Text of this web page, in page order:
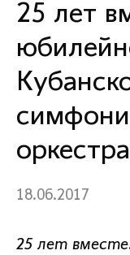
25 лет
18.06.2017
25 лет